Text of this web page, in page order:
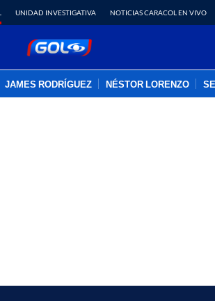
UNIDAD INVESTIGATIVA NOTICIAS CARACOL EN VIVO
JAMES RODRÍGUEZ NÉSTOR LORENZO